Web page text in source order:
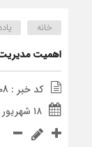
خانه
اهمیت
کد خبر : 12708
۱۸ شهریور ۱۴۰۲ - ۸:۵۰